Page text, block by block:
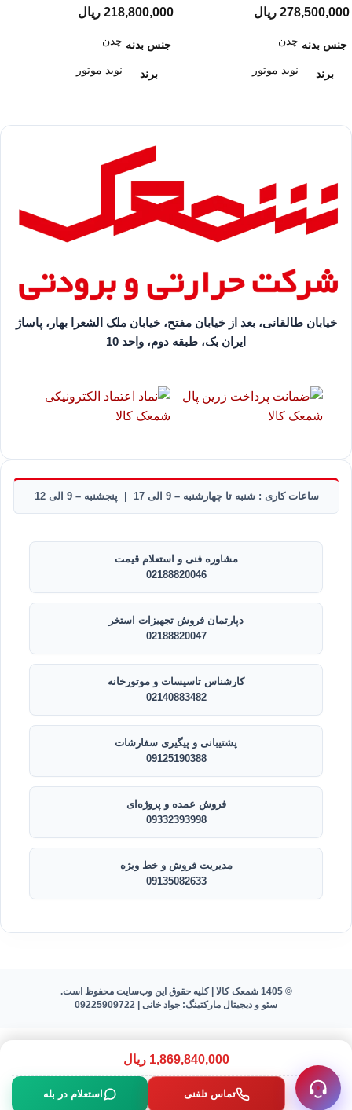
1,869,840,000 ریال
تماس تلفنی استعلام در بله
278,500,000 ریال
جنس بدنه چدن
برند نوید موتور
218,800,000 ریال
جنس بدنه چدن
برند نوید موتور
خیابان طالقانی، بعد از خیابان مفتح، خیابان ملک الشعرا بهار، پاساژ
ایران بک، طبقه دوم، واحد 10
ساعات کاری : شنبه تا چهارشنبه – 9 الی 17 | پنجشنبه – 9 الی 12
مشاوره فنی و استعلام قیمت
02188820046
دپارتمان فروش تجهیزات استخر
02188820047
کارشناس تاسیسات و موتورخانه
02140883482
پشتیبانی و پیگیری سفارشات
09125190388
فروش عمده و پروژه‌ای
09332393998
مدیریت فروش و خط ویژه
09135082633
© 1405 شمعک کالا | کلیه حقوق این وب‌سایت محفوظ است.
سئو و دیجیتال مارکتینگ: جواد خانی | 09225909722